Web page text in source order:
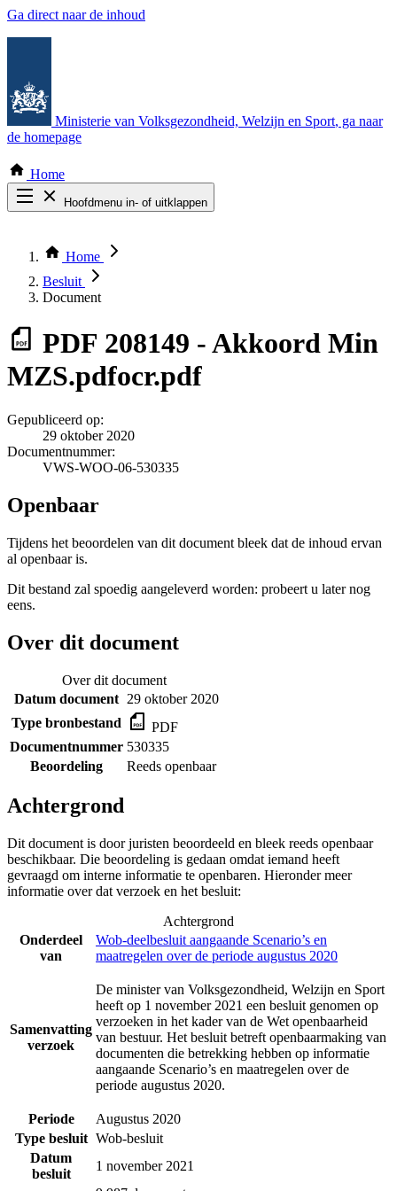
Ga direct naar de inhoud
Ministerie van Volksgezondheid, Welzijn en Sport, ga naar
de homepage
Home
Hoofdmenu in- of uitklappen
Thema COVID-19
Bekijk per bestuursorgaan
Home
Besluit
Document
PDF 208149 - Akkoord Min
MZS.pdfocr.pdf
Gepubliceerd op:
29 oktober 2020
Documentnummer:
VWS-WOO-06-530335
Openbaar
Tijdens het beoordelen van dit document bleek dat de inhoud ervan
al openbaar is.
Dit bestand zal spoedig aangeleverd worden: probeert u later nog
eens.
Over dit document
Over dit document
Datum document 29 oktober 2020
Type bronbestand
PDF
Documentnummer 530335
Beoordeling
Reeds openbaar
Achtergrond
Dit document is door juristen beoordeeld en bleek reeds openbaar
beschikbaar. Die beoordeling is gedaan omdat iemand heeft
gevraagd om interne informatie te openbaren. Hieronder meer
informatie over dat verzoek en het besluit:
Achtergrond
Onderdeel
van
Wob-deelbesluit aangaande Scenario’s en
maatregelen over de periode augustus 2020
Samenvatting
verzoek
De minister van Volksgezondheid, Welzijn en Sport
heeft op 1 november 2021 een besluit genomen op
verzoeken in het kader van de Wet openbaarheid
van bestuur. Het besluit betreft openbaarmaking van
documenten die betrekking hebben op informatie
aangaande Scenario’s en maatregelen over de
periode augustus 2020.
Periode
Augustus 2020
Type besluit Wob-besluit
Datum
besluit
1 november 2021